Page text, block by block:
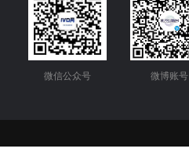
微信公众号 微博账号